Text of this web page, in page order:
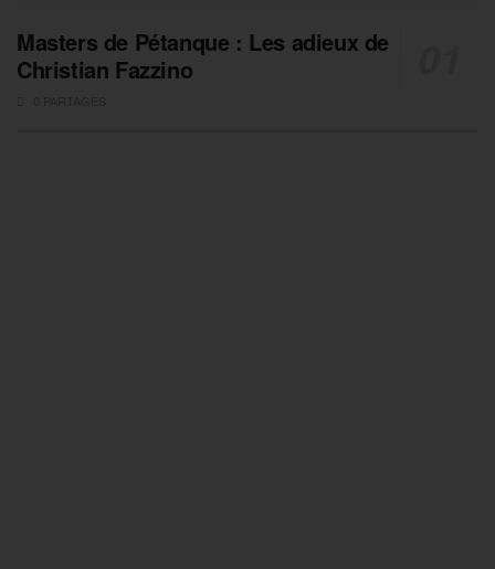
Masters de Pétanque : Les adieux de
Christian Fazzino